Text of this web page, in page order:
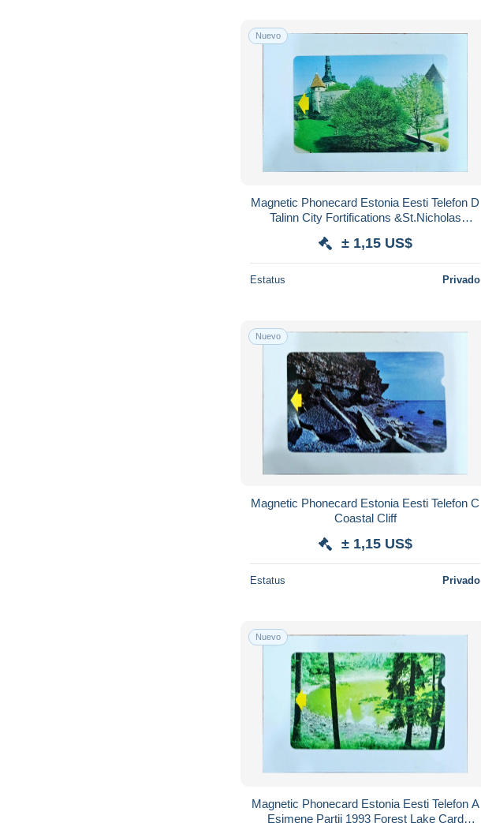
Nuevo
Magnetic Phonecard Estonia Eesti Telefon D
Talinn City Fortifications &St.Nicholas
± 1,15 US$
Estatus Privado
Nuevo
Magnetic Phonecard Estonia Eesti Telefon C
Coastal Cliff
± 1,15 US$
Estatus Privado
Nuevo
Magnetic Phonecard Estonia Eesti Telefon A
Esimene Partii 1993 Forest Lake Card